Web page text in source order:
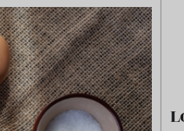
Cinco cremas frías de verduras
que querrás repetir todo agosto